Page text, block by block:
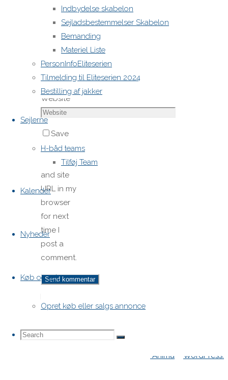
Indbydelse skabelon
Sejladsbestemmelser Skabelon
Bemanding
Materiel Liste
PersonInfoEliteserien
Tilmelding til Eliteserien 2024
Bestilling af jakker
Sejlerne
H-båd teams
Tilføj Team
Kalender
Nyheder
Køb og salg
Opret køb eller salgs annonce
Search
Search
Search
Name*
Email*
Website
Save
my name,
email,
and site
URL in my
browser
for next
time I
post a
comment.
H-båds kalenderen i Europa
Anima WordPress.